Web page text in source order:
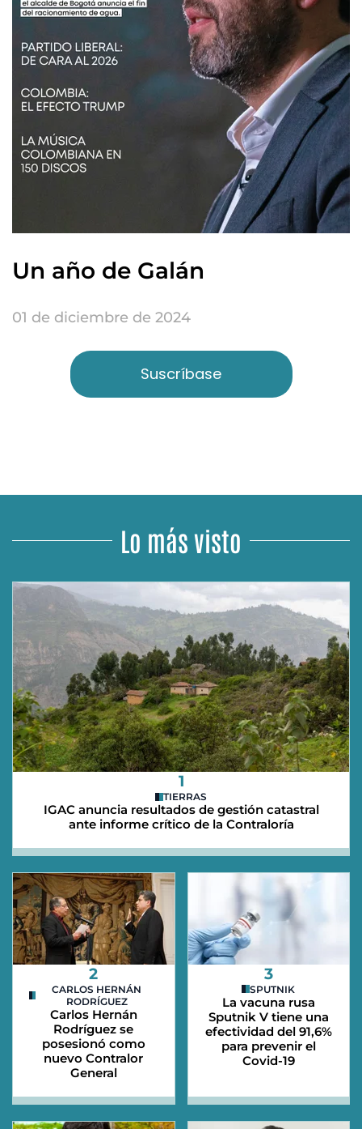
Un año de Galán
01 de diciembre de 2024
Suscríbase
Lo más visto
1
TIERRAS
IGAC anuncia resultados de gestión catastral
ante informe crítico de la Contraloría
2
CARLOS HERNÁN
RODRÍGUEZ
Carlos Hernán
Rodríguez se
posesionó como
nuevo Contralor
General
3
SPUTNIK
La vacuna rusa
Sputnik V tiene una
efectividad del 91,6%
para prevenir el
Covid-19